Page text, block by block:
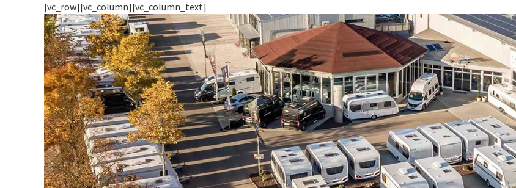
[vc_row][vc_column][vc_column_text]